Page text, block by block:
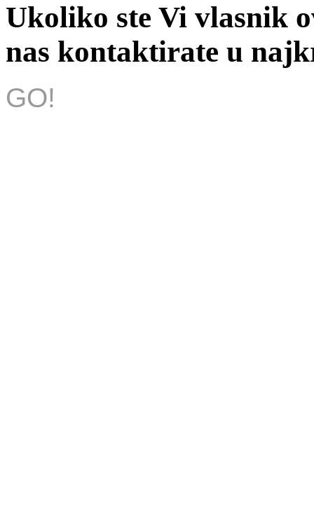
Ukoliko ste Vi vlasnik
nas kontaktirate u
GO!